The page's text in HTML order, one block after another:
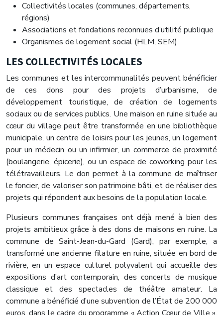
Collectivités locales (communes, départements,
régions)
Associations et fondations reconnues d’utilité publique
Organismes de logement social (HLM, SEM)
LES COLLECTIVITÉS LOCALES
Les communes et les intercommunalités peuvent bénéficier
de ces dons pour des projets d’urbanisme, de
développement touristique, de création de logements
sociaux ou de services publics. Une maison en ruine située au
cœur du village peut être transformée en une bibliothèque
municipale, un centre de loisirs pour les jeunes, un logement
pour un médecin ou un infirmier, un commerce de proximité
(boulangerie, épicerie), ou un espace de coworking pour les
télétravailleurs. Le don permet à la commune de maîtriser
le foncier, de valoriser son patrimoine bâti, et de réaliser des
projets qui répondent aux besoins de la population locale.
Plusieurs communes françaises ont déjà mené à bien des
projets ambitieux grâce à des dons de maisons en ruine. La
commune de Saint-Jean-du-Gard (Gard), par exemple, a
transformé une ancienne filature en ruine, située en bord de
rivière, en un espace culturel polyvalent qui accueille des
expositions d’art contemporain, des concerts de musique
classique et des spectacles de théâtre amateur. La
commune a bénéficié d’une subvention de l’État de 200 000